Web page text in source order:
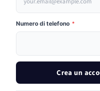
Numero di telefono *
Crea un